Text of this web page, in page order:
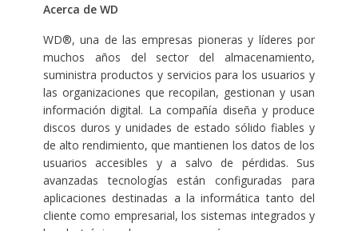
Acerca de WD
WD®, una de las empresas pioneras y líderes por
muchos años del sector del almacenamiento,
suministra productos y servicios para los usuarios y
las organizaciones que recopilan, gestionan y usan
información digital. La compañía diseña y produce
discos duros y unidades de estado sólido fiables y
de alto rendimiento, que mantienen los datos de los
usuarios accesibles y a salvo de pérdidas. Sus
avanzadas tecnologías están configuradas para
aplicaciones destinadas a la informática tanto del
cliente como empresarial, los sistemas integrados y